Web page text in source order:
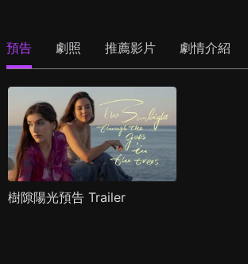
預告 劇照 推薦影片 劇情介紹
樹隙陽光預告 Trailer